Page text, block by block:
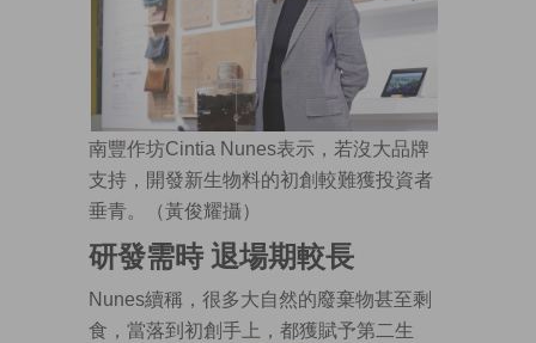
南豐作坊Cintia Nunes表示，若沒大品牌
支持，開發新生物料的初創較難獲投資者
垂青。（黃俊耀攝）
研發需時 退場期較長
Nunes續稱，很多大自然的廢棄物甚至剩
食，當落到初創手上，都獲賦予第二生